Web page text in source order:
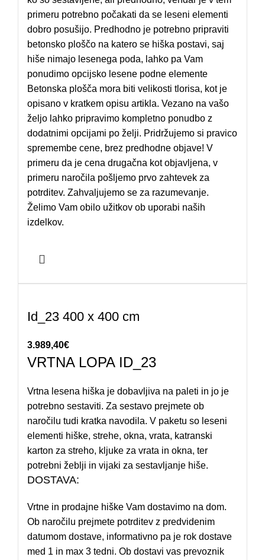
primeru potrebno počakati da se leseni elementi
dobro posušijo. Predhodno je potrebno pripraviti
betonsko ploščo na katero se hiška postavi, saj
hiše nimajo lesenega poda, lahko pa Vam
ponudimo opcijsko lesene podne elemente
Betonska plošča mora biti velikosti tlorisa, kot je
opisano v kratkem opisu artikla. Vezano na vašo
željo lahko pripravimo kompletno ponudbo z
dodatnimi opcijami po želji. Pridržujemo si pravico
spremembe cene, brez predhodne objave! V
primeru da je cena drugačna kot objavljena, v
primeru naročila pošljemo prvo zahtevek za
potrditev. Zahvaljujemo se za razumevanje.
Želimo Vam obilo užitkov ob uporabi naših
izdelkov.
Id_23 400 x 400 cm
3.989,40€
VRTNA LOPA ID_23
Vrtna lesena hiška je dobavljiva na paleti in jo je
potrebno sestaviti. Za sestavo prejmete ob
naročilu tudi kratka navodila. V paketu so leseni
elementi hiške, strehe, okna, vrata, katranski
karton za streho, kljuke za vrata in okna, ter
potrebni žeblji in vijaki za sestavljanje hiše.
DOSTAVA:
Vrtne in prodajne hiške Vam dostavimo na dom.
Ob naročilu prejmete potrditev z predvidenim
datumom dostave, informativno pa je rok dostave
med 1 in max 3 tedni. Ob dostavi vas prevoznik